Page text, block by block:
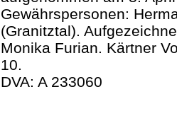
Gewährspersonen:
(Granitztal).
Monika Furian. Kärtner
10.
DVA: A 233060